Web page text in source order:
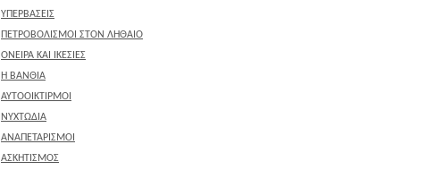
ΥΠΕΡΒΑΣΕΙΣ
ΠΕΤΡΟΒΟΛΙΣΜΟΙ ΣΤΟΝ ΛΗΘΑΙΟ
ΟΝΕΙΡΑ ΚΑΙ ΙΚΕΣΙΕΣ
Η ΒΑΝΘΙΑ
ΑΥΤΟΟΙΚΤΙΡΜΟΙ
ΝΥΧΤΩΔΙΑ
ΑΝΑΠΕΤΑΡΙΣΜΟΙ
ΑΣΚΗΤΙΣΜΟΣ